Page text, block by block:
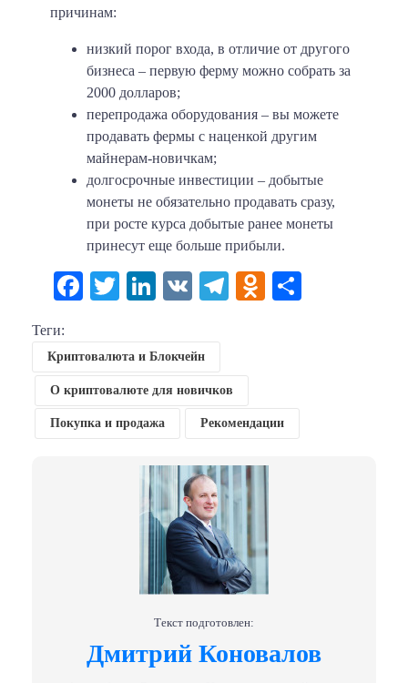
причинам:
низкий порог входа, в отличие от другого
бизнеса – первую ферму можно собрать за
2000 долларов;
перепродажа оборудования – вы можете
продавать фермы с наценкой другим
майнерам-новичкам;
долгосрочные инвестиции – добытые
монеты не обязательно продавать сразу,
при росте курса добытые ранее монеты
принесут еще больше прибыли.
Facebook
TwitterLinkedIn
VK Telegram
Теги:
Криптовалюта и Блокчейн
О криптовалюте для новичков
Покупка и продажа Рекомендации
Текст подготовлен:
Дмитрий Коновалов